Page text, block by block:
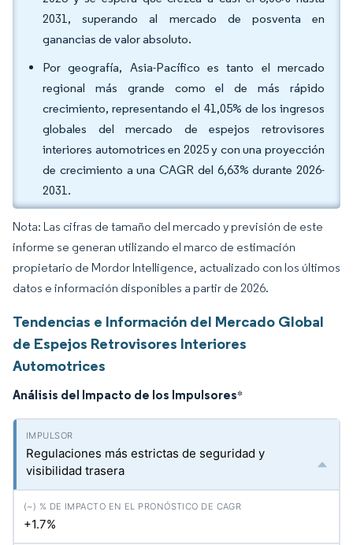
2031, superando al mercado de posventa en
ganancias de valor absoluto.
Por geografía, Asia-Pacífico es tanto el mercado
regional más grande como el de más rápido
crecimiento, representando el 41,05% de los ingresos
globales del mercado de espejos retrovisores
interiores automotrices en 2025 y con una proyección
de crecimiento a una CAGR del 6,63% durante 2026-
2031.
Nota: Las cifras de tamaño del mercado y previsión de este
informe se generan utilizando el marco de estimación
propietario de Mordor Intelligence, actualizado con los últimos
datos e información disponibles a partir de 2026.
Tendencias e Información del Mercado Global
de Espejos Retrovisores Interiores
Automotrices
Análisis del Impacto de los Impulsores*
Regulaciones más estrictas de seguridad y
visibilidad trasera
+1.7%